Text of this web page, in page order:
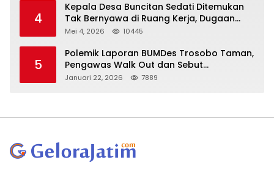
4
Kepala Desa Buncitan Sedati Ditemukan
Tak Bernyawa di Ruang Kerja, Dugaan
Bunuh Diri Menguat
Mei 4, 2026 10445
5
Polemik Laporan BUMDes Trosobo Taman,
Pengawas Walk Out dan Sebut
Kejanggalan
Januari 22, 2026 7889